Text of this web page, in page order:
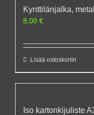
Kynttilänjalka,
8,00 €
Lisää ostoskoriin
Iso kartonkijuliste